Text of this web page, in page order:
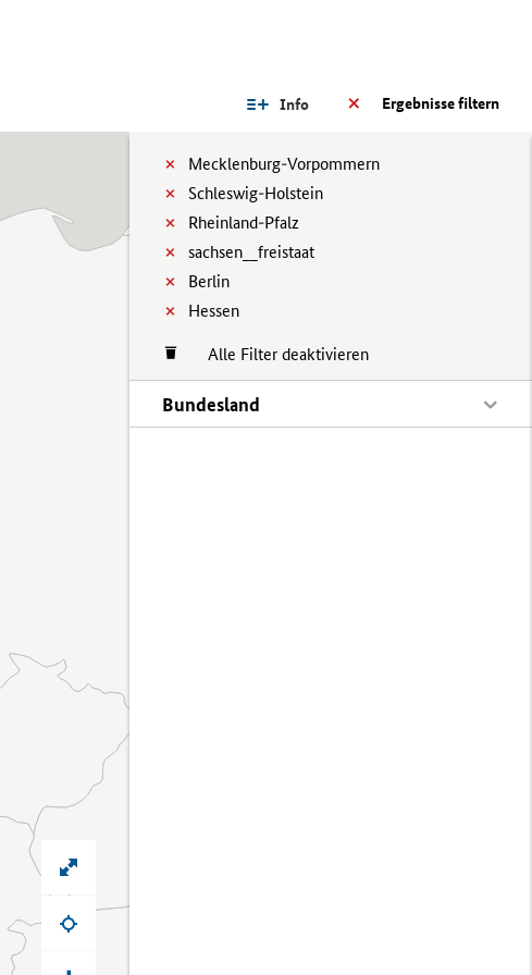
Ergebnisse filtern
Info
Mecklenburg-Vorpommern
Schleswig-Holstein
Rheinland-Pfalz
sachsen__freistaat
Berlin
Hessen
Alle Filter deaktivieren
Bundesland